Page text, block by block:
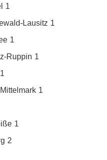
1
Lausitz 1
1
Ruppin 1
1
1
1
2